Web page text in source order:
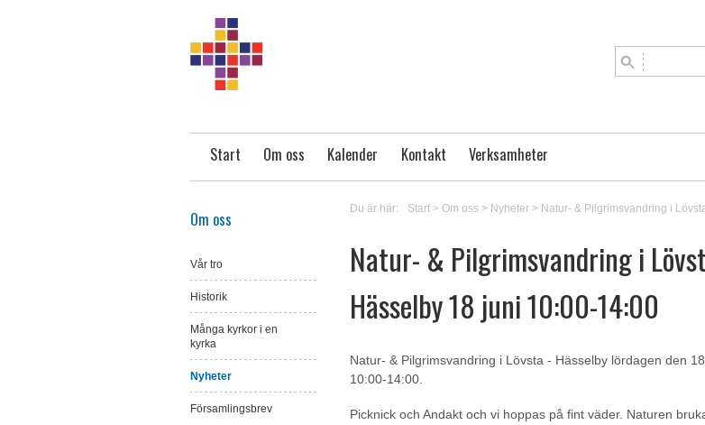
Start Om oss Kalender Kontakt Verksamheter
Om oss
Vår tro
Historik
Många kyrkor i en
kyrka
Nyheter
Församlingsbrev
Du är här: Start> Om oss> Nyheter> Natur- & Pilgrimsvandring i
Natur- & Pilgrimsvandring i
Hässelby 18 juni 10:00-14:00
Natur- & Pilgrimsvandring i Lövsta - Hässelby lördagen den 18
10:00-14:00.
Picknick och Andakt och vi hoppas på fint väder. Naturen